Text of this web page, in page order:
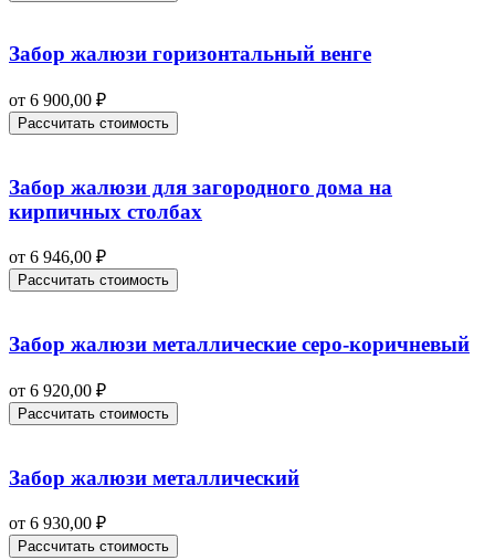
Забор жалюзи горизонтальный венге
от 6 900,00 ₽
Рассчитать стоимость
Забор жалюзи для загородного дома на
кирпичных столбах
от 6 946,00 ₽
Рассчитать стоимость
Забор жалюзи металлические серо-коричневый
от 6 920,00 ₽
Рассчитать стоимость
Забор жалюзи металлический
от 6 930,00 ₽
Рассчитать стоимость